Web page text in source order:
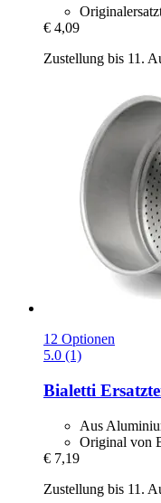
€ 4,09
Zustellung bis 11.
12 Optionen
5.0 (1)
Bialetti
Aus
Original von
€ 7,19
Zustellung bis 11.